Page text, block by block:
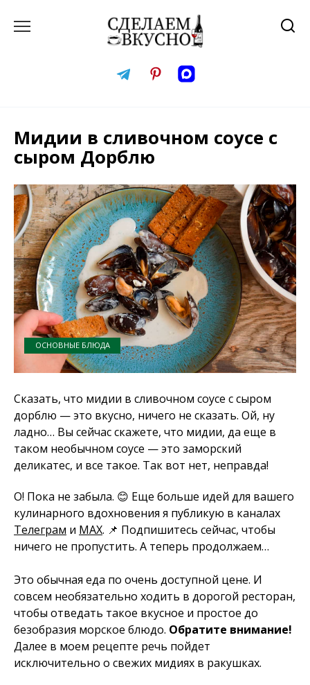
Мидии в сливочном соусе с
сыром Дорблю
ОСНОВНЫЕ БЛЮДА
Сказать, что мидии в сливочном соусе с сыром
дорблю — это вкусно, ничего не сказать. Ой, ну
ладно… Вы сейчас скажете, что мидии, да еще в
таком необычном соусе — это заморский
деликатес, и все такое. Так вот нет, неправда!
О! Пока не забыла. 😊 Еще больше идей для вашего
кулинарного вдохновения я публикую в каналах
Телеграм и MAX. 📌 Подпишитесь сейчас, чтобы
ничего не пропустить. А теперь продолжаем…
Это обычная еда по очень доступной цене. И
совсем необязательно ходить в дорогой ресторан,
чтобы отведать такое вкусное и простое до
безобразия морское блюдо. Обратите внимание!
Далее в моем рецепте речь пойдет
исключительно о свежих мидиях в ракушках.